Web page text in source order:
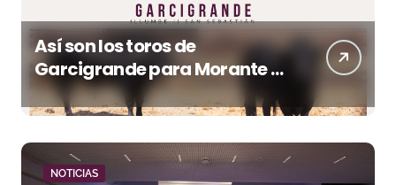
Así son los toros de
Garcigrande para Morante y
Manzanares en Illumbe
(Vídeo e imágenes desde el
campo)
NOTICIAS